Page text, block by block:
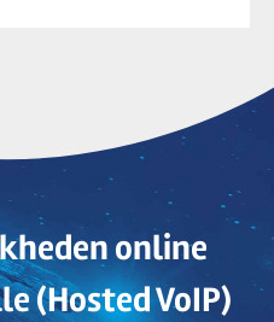
online
(Hosted VoIP)